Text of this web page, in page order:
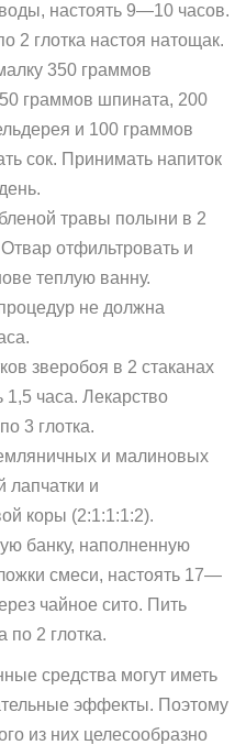
настоять 9—10 часов.
2 глотка настоя натощак.
350 граммов
граммов шпината, 200
и 100 граммов
сок. Принимать напиток
травы полыни в 2
отфильтровать и
теплую ванну.
не должна
зверобоя в 2 стаканах
1,5 часа. Лекарство
3 глотка.
и малиновых
лапчатки и
коры (2:1:1:1:2).
банку, наполненную
смеси, настоять 17—
чайное сито. Пить
по 2 глотка.
средства могут иметь
эффекты. Поэтому
из них целесообразно